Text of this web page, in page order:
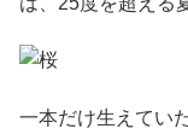
一本だけ生えてい